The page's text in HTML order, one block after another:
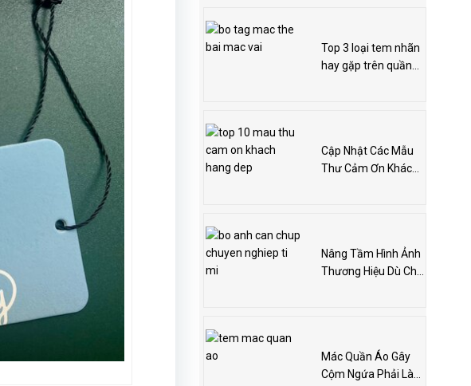
Top 3 loại tem nhãn
hay gặp trên quần
Cập Nhật Các Mẫu
Thư Cảm Ơn Khách
Nâng Tầm Hình Ảnh
Thương Hiệu Dù Chỉ
Mác Quần Áo Gây
Cộm Ngứa Phải Làm